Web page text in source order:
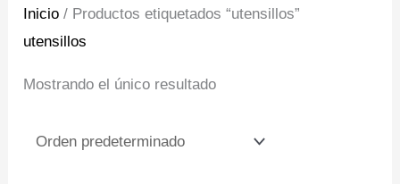
Inicio / Productos etiquetados “utensillos”
utensillos
Mostrando el único resultado